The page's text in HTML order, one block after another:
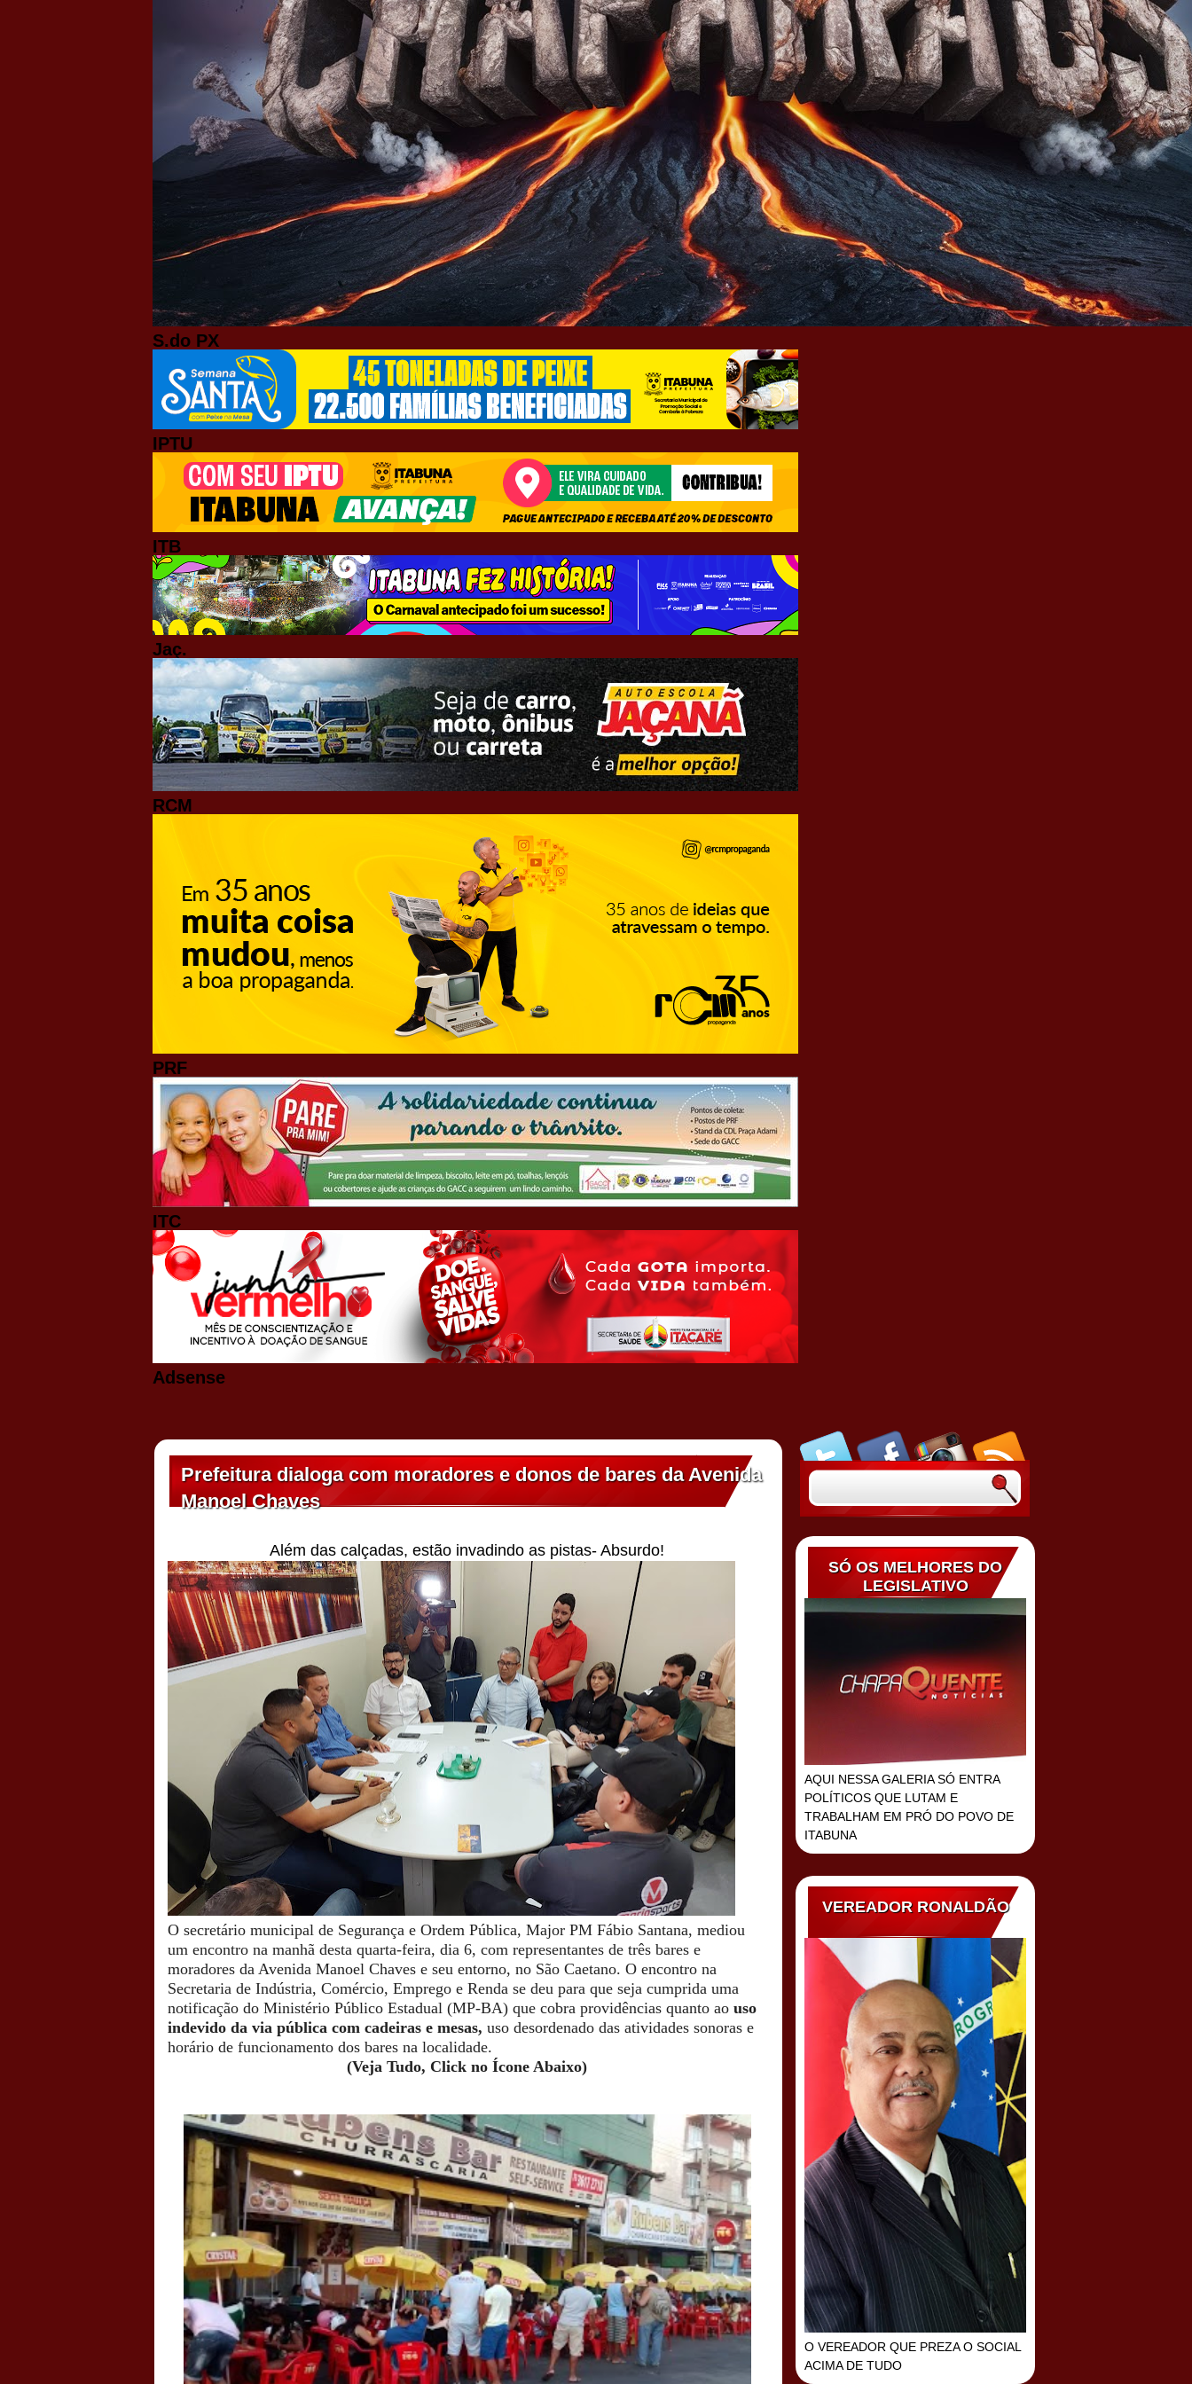
S.do PX
IPTU
ITB
Jaç.
RCM
PRF
ITC
Adsense
Prefeitura dialoga com moradores e donos de bares da Avenida
Manoel Chaves
Além das calçadas, estão invadindo as pistas- Absurdo!
O secretário municipal de Segurança e Ordem Pública, Major PM Fábio Santana, mediou
um encontro na manhã desta quarta-feira, dia 6, com representantes de três bares e
moradores da Avenida Manoel Chaves e seu entorno, no São Caetano. O encontro na
Secretaria de Indústria, Comércio, Emprego e Renda se deu para que seja cumprida uma
notificação do Ministério Público Estadual (MP-BA) que cobra providências quanto ao uso
indevido da via pública com cadeiras e mesas, uso desordenado das atividades sonoras e
horário de funcionamento dos bares na localidade.
(Veja Tudo, Click no Ícone Abaixo)
SÓ OS MELHORES DO
LEGISLATIVO
AQUI NESSA GALERIA SÓ ENTRA
POLÍTICOS QUE LUTAM E
TRABALHAM EM PRÓ DO POVO DE
ITABUNA
VEREADOR RONALDÃO
O VEREADOR QUE PREZA O SOCIAL
ACIMA DE TUDO